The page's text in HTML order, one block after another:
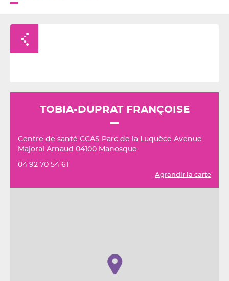
TOBIA-DUPRAT FRANÇOISE
Centre de santé CCAS Parc de la Luquèce Avenue
Majoral Arnaud 04100 Manosque
04 92 70 54 61
Agrandir la carte